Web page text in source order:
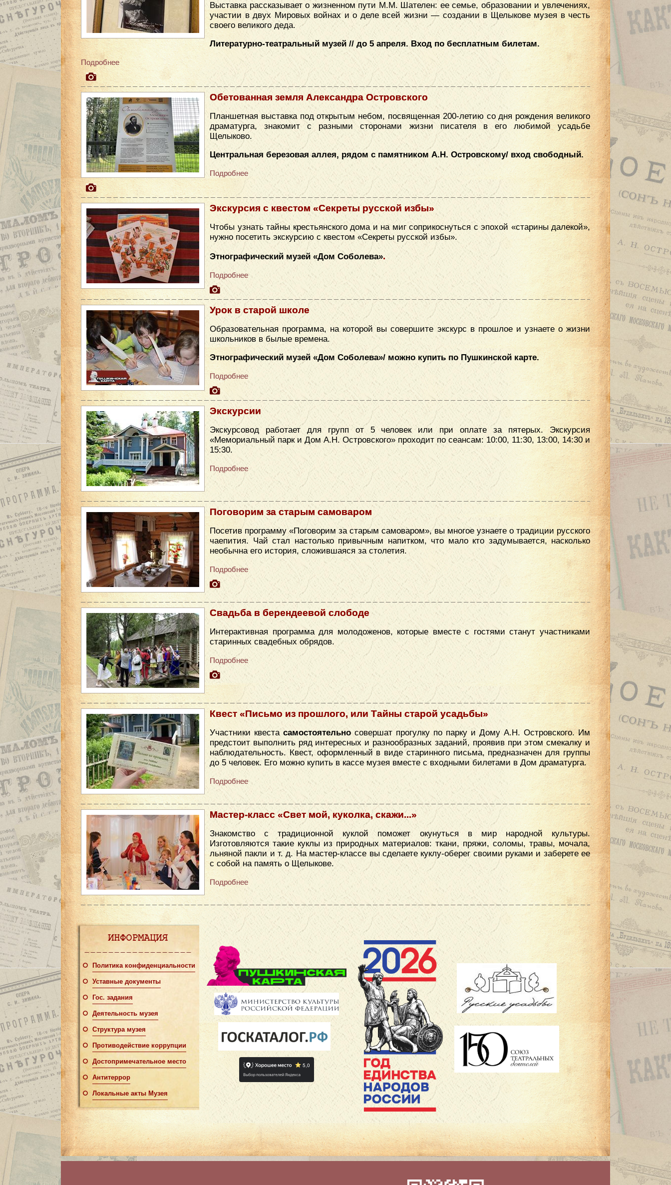
Выставка рассказывает о жизненном пути М.М. Шателен: ее семье, образовании и увлечениях,
участии в двух Мировых войнах и о деле всей жизни — создании в Щелыкове музея в честь
своего великого деда.
Литературно-театральный музей // до 5 апреля. Вход по бесплатным билетам.
Подробнее
Обетованная земля Александра Островского
Планшетная выставка под открытым небом, посвященная 200-летию со дня рождения великого
драматурга, знакомит с разными сторонами жизни писателя в его любимой усадьбе
Щелыково.
Центральная березовая аллея, рядом с памятником А.Н. Островскому/ вход свободный.
Подробнее
Экскурсия с квестом «Секреты русской избы»
Чтобы узнать тайны крестьянского дома и на миг соприкоснуться с эпохой «старины далекой»,
нужно посетить экскурсию с квестом «Секреты русской избы».
Этнографический музей «​Дом Соболева».
Подробнее
Урок в старой школе
Образовательная программа, на которой вы совершите экскурс в прошлое и узнаете о жизни
школьников в былые времена.
Этнографический музей «Дом Соболева»/ можно купить по Пушкинской карте.
Подробнее
Экскурсии
Экскурсовод работает для групп от 5 человек или при оплате за пятерых. Экскурсия
«Мемориальный парк и Дом А.Н. Островского» проходит по сеансам: 10:00, 11:30, 13:00, 14:30 и
15:30.
Подробнее
Поговорим за старым самоваром
Посетив программу «Поговорим за старым самоваром», вы многое узнаете о традиции русского
чаепития. Чай стал настолько привычным напитком, что мало кто задумывается, насколько
необычна его история, сложившаяся за столетия.
Подробнее
Свадьба в берендеевой слободе
Интерактивная программа для молодоженов, которые вместе с гостями станут участниками
старинных свадебных обрядов.
Подробнее
Квест «Письмо из прошлого, или Тайны старой усадьбы»
Участники квеста самостоятельно совершат прогулку по парку и Дому А.Н. Островского. Им
предстоит выполнить ряд интересных и разнообразных заданий, проявив при этом смекалку и
наблюдательность. Квест, оформленный в виде старинного письма, предназначен для группы
до 5 человек. Его можно купить в кассе музея вместе с входными билетами в Дом драматурга.
Подробнее
Мастер-класс «Свет мой, куколка, скажи...»
Знакомство с традиционной куклой поможет окунуться в мир народной культуры.
Изготовляются такие куклы из природных материалов: ткани, пряжи, соломы, травы, мочала,
льняной пакли и т. д. На мастер-классе вы сделаете куклу-оберег своими руками и заберете ее
с собой на память о Щелыкове.
Подробнее
ИНФОРМАЦИЯ
Политика конфиденциальности
Уставные документы
Гос. задания
Деятельность музея
Структура музея
Противодействие коррупции
Достопримечательное место
Антитеррор
Локальные акты Музея